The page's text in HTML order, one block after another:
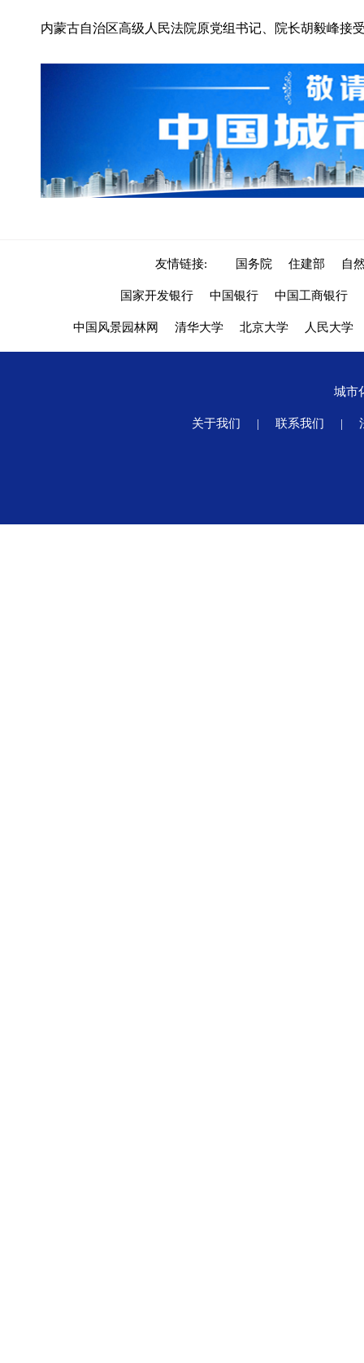
内蒙古自治区高级人民法院原党组书记、院长胡毅峰接
友情链接: 国务院 住建部 自
国家开发银行 中国银行 中国工商银行
中国风景园林网 清华大学 北京大学 人民大学
城市
关于我们 | 联系我们 |